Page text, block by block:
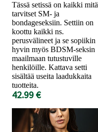
Tässä setissä on kaikki mitä
tarvitset SM- ja
bondageseksiin. Settiin on
koottu kaikki ns.
perusvälineet ja se sopiikin
hyvin myös BDSM-seksin
maailmaan tutustuville
henkilöille. Kattava setti
sisältää useita laadukkaita
tuotteita.
42.99 €